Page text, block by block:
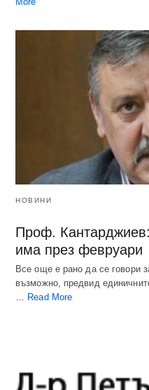
НОВИНИ
Проф.
има през февруари
Все още е рано да се говори
възможно, предвид
… Read More